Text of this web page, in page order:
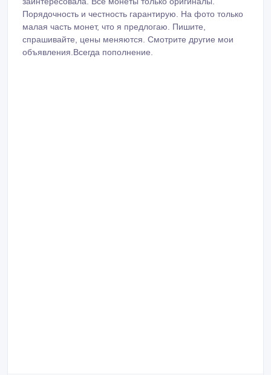
Порядочность и честность гарантирую. На фото только
малая часть монет, что я предлогаю. Пишите,
спрашивайте, цены меняются. Смотрите другие мои
объявления.Всегда пополнение.